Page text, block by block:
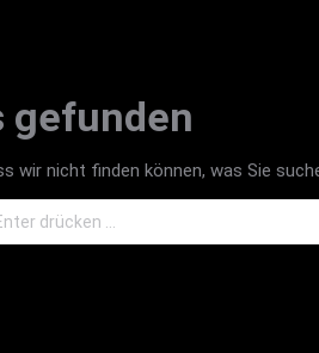
gefunden
wir nicht finden können, was Sie